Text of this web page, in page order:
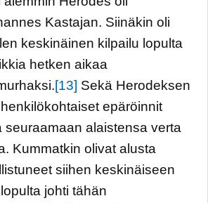
Kastajan. Siinäkin oli
keskinäinen kilpailu lopulta
hetken aikaa
[13] Sekä Herodeksen
epäröinnit
seuraamaan alaistensa verta
Kummatkin olivat alusta
siihen keskinäiseen
johti tähän